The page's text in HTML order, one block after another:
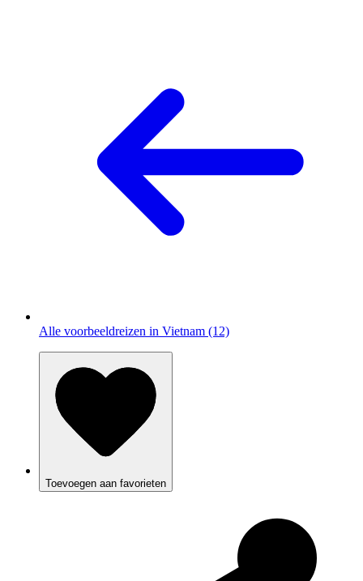
Alle voorbeeldreizen in Vietnam (12)
Toevoegen aan favorieten